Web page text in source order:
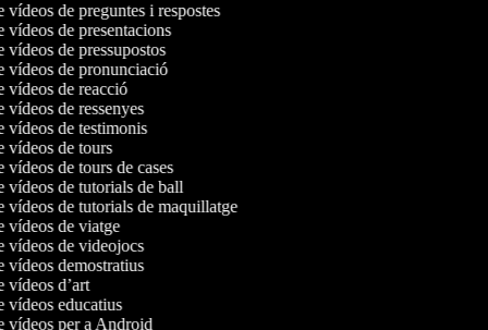
vídeos de preguntes i respostes
vídeos de presentacions
vídeos de pressupostos
vídeos de pronunciació
vídeos de reacció
vídeos de ressenyes
vídeos de testimonis
vídeos de tours
vídeos de tours de cases
vídeos de tutorials de ball
vídeos de tutorials de maquillatge
vídeos de viatge
vídeos de videojocs
vídeos demostratius
vídeos d’art
vídeos educatius
vídeos per a Android